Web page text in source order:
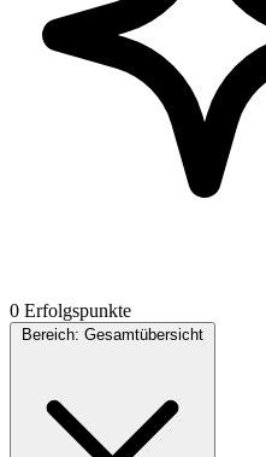
0 Erfolgspunkte
Bereich: Gesamtübersicht